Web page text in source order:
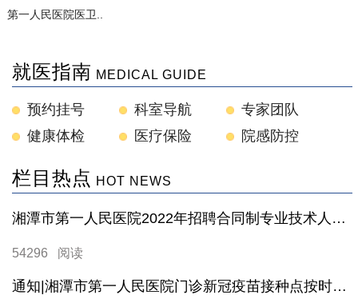
第一人民医院医卫..
就医指南 MEDICAL GUIDE
预约挂号 科室导航
专家团队
健康体检
医疗保险 院感防控
栏目热点 HOT NEWS
湘潭市第一人民医院2022年招聘合同制专业技术人员工作公告
54296 阅读
通知|湘潭市第一人民医院门诊新冠疫苗接种点按时开放